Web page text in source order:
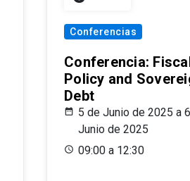
Conferencias
Conferencia:
Policy and
Debt
5 de Junio de 2025 a
Junio de 2025
09:00 a 12:30